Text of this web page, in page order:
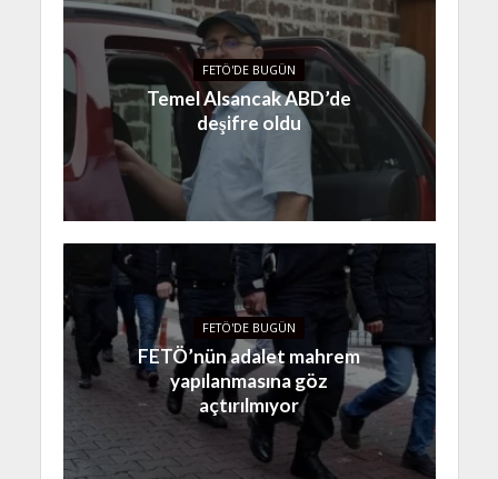
FETÖ'DE BUGÜN
Temel Alsancak ABD’de
deşifre oldu
FETÖ'DE BUGÜN
FETÖ’nün adalet mahrem
yapılanmasına göz
açtırılmıyor